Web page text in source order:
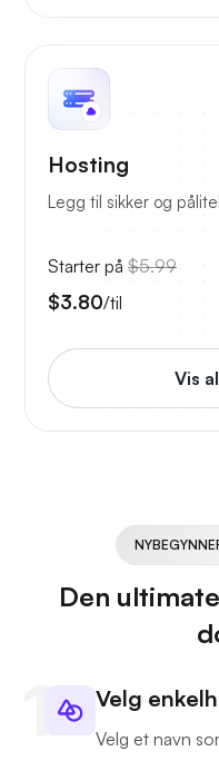
Hosting
Legg til sikker og
Starter på $5.99
$3.80/til
Vis
Den
Velg
Velg et navn